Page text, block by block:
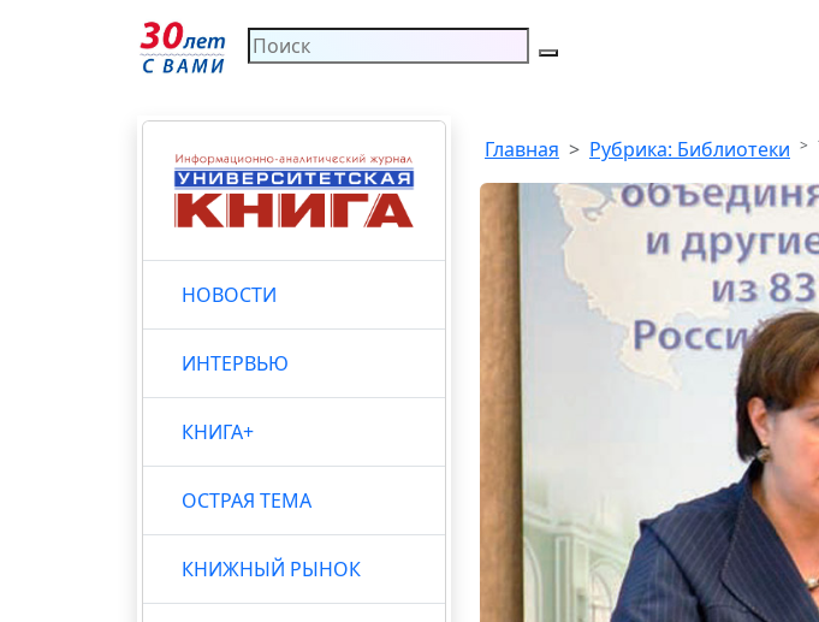
НОВОСТИ
ИНТЕРВЬЮ
КНИГА+
ОСТРАЯ ТЕМА
КНИЖНЫЙ РЫНОК
Главная Рубрика: Библиотеки